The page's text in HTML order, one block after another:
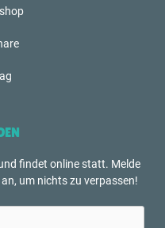
findet online statt. Melde
um nichts zu verpassen!